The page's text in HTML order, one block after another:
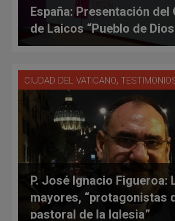
España: Presentación del
de Laicos “Pueblo de
CIUDAD DEL VATICANO,
P. José Ignacio Figueroa:
mayores, “protagonistas
pastoral de la Iglesia”